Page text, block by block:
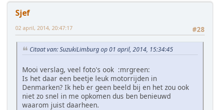
Sjef
#28
02 april, 2014, 20:47:17
Citaat van: SuzukiLimburg op 01 april, 2014, 15:34:45
Mooi verslag, veel foto's ook :mrgreen:
Is het daar een beetje leuk motorrijden in
Denmarken? Ik heb er geen beeld bij en het zou ook
niet zo snel in me opkomen dus ben benieuwd
waarom juist daarheen.